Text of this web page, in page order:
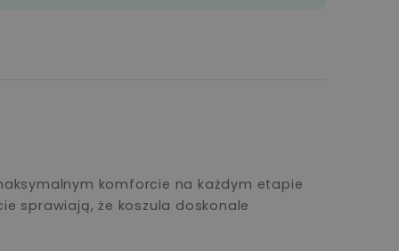
komforcie na każdym etapie
sprawiają, że koszula doskonale